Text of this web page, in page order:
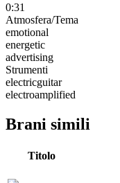
0:31
Atmosfera/Tema
emotional
energetic
advertising
Strumenti
electricguitar
electroamplified
Brani simili
Titolo